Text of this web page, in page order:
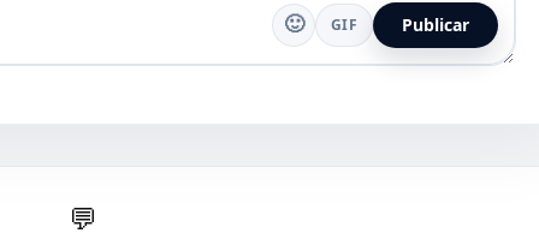
🙂 GIF Publicar
💬